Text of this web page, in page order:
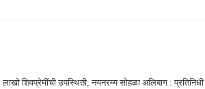
लाखो शिवप्रेमींची उपस्थिती; नयनरम्य सोहळा अलिबाग : प्रतिनिधी